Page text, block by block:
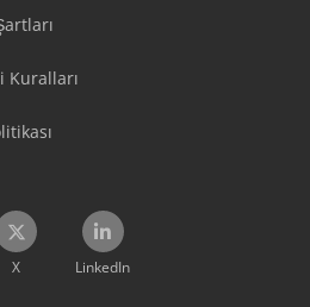
Kuralları
X LinkedIn